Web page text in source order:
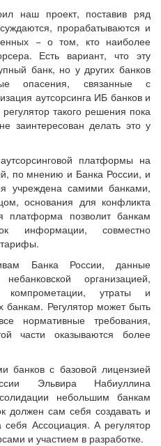
наш проект, поставив ряд
прорабатываются и
− о том, кто наиболее
Есть вариант, что эту
банк, но у других банков
опасения, связанные с
аутсорсинга ИБ банков и
такого решения пока
заинтересован делать это у
платформы на
по мнению и Банка России, и
учреждена самими банками,
основания для конфликта
платформа позволит банкам
информации, совместно
тарифы.
Банка России, данные
организацией,
компрометации, утраты и
банкам. Регулятор может быть
нормативные требования,
части оказываются более
банков с базовой лицензией
Эльвира Набиуллина
небольшим банкам
должен сам себя создавать и
Ассоциация. А регулятор
и участием в разработке.